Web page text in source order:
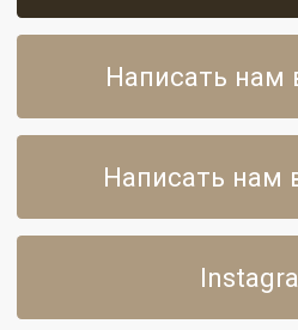
которой запрещена на территории РФ